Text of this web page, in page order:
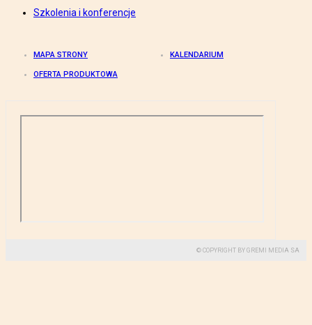
Szkolenia i konferencje
MAPA STRONY KALENDARIUM
OFERTA PRODUKTOWA
© COPYRIGHT BY GREMI MEDIA SA